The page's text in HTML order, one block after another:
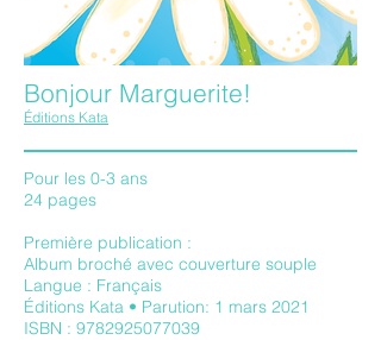
Bonjour Marguerite!
Éditions Kata
Pour les 0-3 ans
24 pages
Première publication :
Album broché avec couverture souple
Langue : Français
Éditions Kata • Parution: 1 mars 2021
ISBN : 9782925077039